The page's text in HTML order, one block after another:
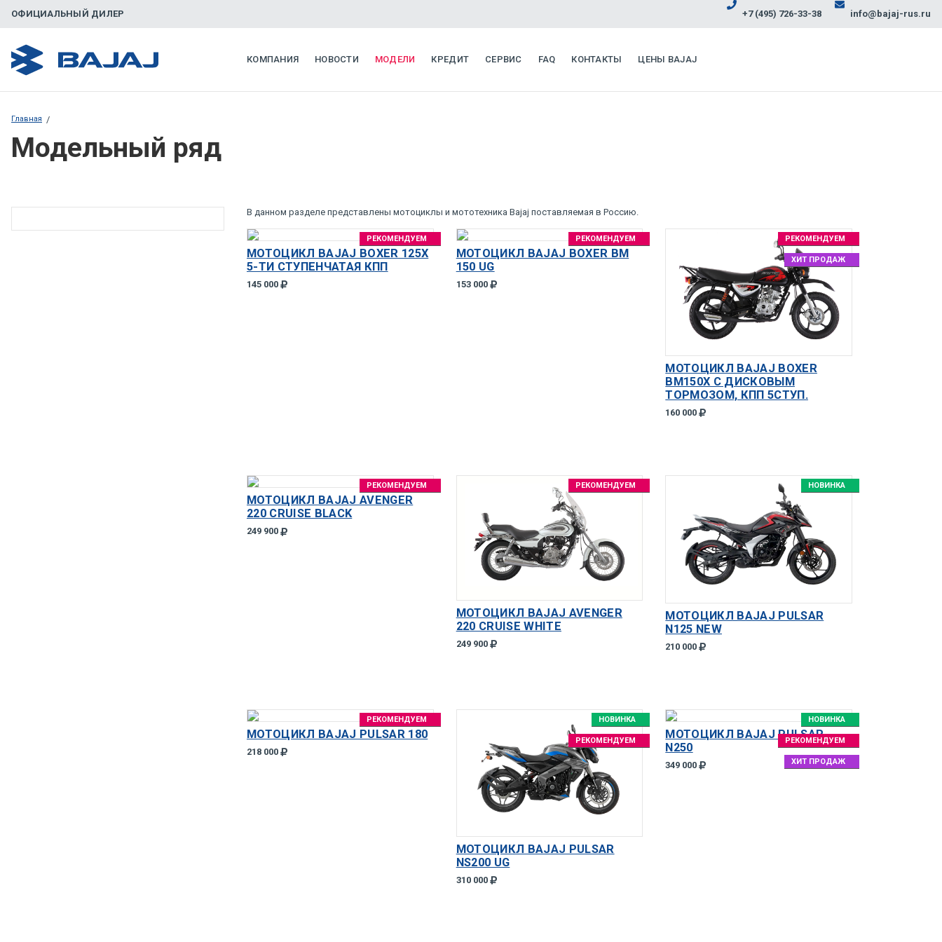
ОФИЦИАЛЬНЫЙ ДИЛЕР +7 (495) 726-33-38 info@bajaj-rus.ru
КОМПАНИЯ НОВОСТИ МОДЕЛИ КРЕДИТ СЕРВИС FAQ КОНТАКТЫ ЦЕНЫ BAJAJ
Главная /
Модельный ряд
В данном разделе представлены мотоциклы и мототехника Bajaj поставляемая в Россию.
РЕКОМЕНДУЕМ
МОТОЦИКЛ BAJAJ BOXER 125X
5-ТИ СТУПЕНЧАТАЯ КПП
145 000
РЕКОМЕНДУЕМ
МОТОЦИКЛ BAJAJ BOXER BM
150 UG
153 000
РЕКОМЕНДУЕМ
ХИТ ПРОДАЖ
МОТОЦИКЛ BAJAJ BOXER
BM150X С ДИСКОВЫМ
ТОРМОЗОМ, КПП 5СТУП.
160 000
РЕКОМЕНДУЕМ
МОТОЦИКЛ BAJAJ AVENGER
220 CRUISE BLACK
249 900
РЕКОМЕНДУЕМ
МОТОЦИКЛ BAJAJ AVENGER
220 CRUISE WHITE
249 900
НОВИНКА
МОТОЦИКЛ BAJAJ PULSAR
N125 NEW
210 000
РЕКОМЕНДУЕМ
МОТОЦИКЛ BAJAJ PULSAR 180
218 000
НОВИНКА
РЕКОМЕНДУЕМ
МОТОЦИКЛ BAJAJ PULSAR
NS200 UG
310 000
НОВИНКА
РЕКОМЕНДУЕМ
ХИТ ПРОДАЖ
МОТОЦИКЛ BAJAJ PULSAR
N250
349 000